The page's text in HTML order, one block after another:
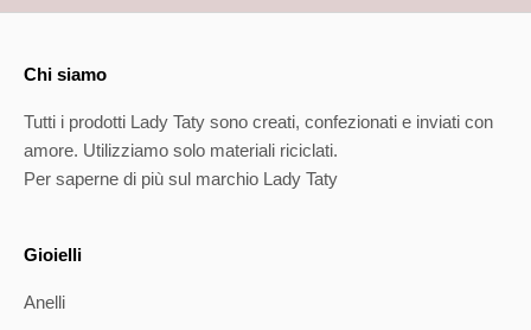
Chi siamo
Tutti i prodotti Lady Taty sono creati, confezionati e inviati con
amore. Utilizziamo solo materiali riciclati.
Per saperne di più sul marchio Lady Taty
Gioielli
Anelli